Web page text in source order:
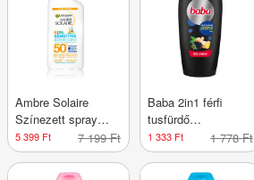
Ambre Solaire
Színezett spray
naptej gyerekeknek
- 270 ml
5 399 Ft 7 199 Ft
Baba 2in1 férfi
tusfürdő
vadszederrel és
gyömbérrel - 750 ml
1 333 Ft 1 778 Ft